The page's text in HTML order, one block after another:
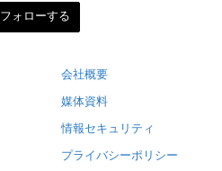
フォローする
会社概要
媒体資料
情報セキュリティ
プライバシーポリシー